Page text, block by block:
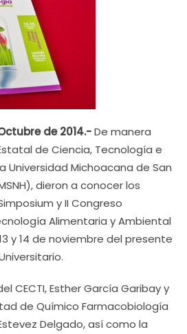
de 2014.-De manera
de Ciencia, Tecnología e
Universidad Michoacana de San
dieron a conocer los
y II Congreso
Alimentaria y Ambiental
y 14 de noviembre del presente
CECTI, Esther García Garibay y
de Químico Farmacobiología
Delgado, así como la